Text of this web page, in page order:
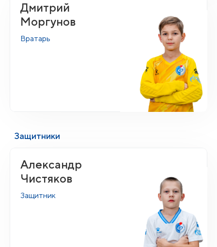
Дмитрий
Моргунов
Вратарь
Защитники
Александр
Чистяков
Защитник